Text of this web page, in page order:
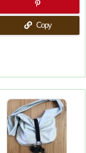
Copy